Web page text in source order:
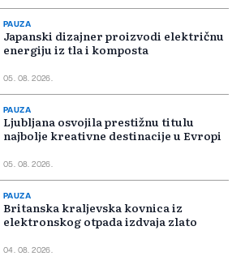
PAUZA
Japanski dizajner proizvodi električnu
energiju iz tla i komposta
05. 08. 2026.
PAUZA
Ljubljana osvojila prestižnu titulu
najbolje kreativne destinacije u Evropi
05. 08. 2026.
PAUZA
Britanska kraljevska kovnica iz
elektronskog otpada izdvaja zlato
04. 08. 2026.